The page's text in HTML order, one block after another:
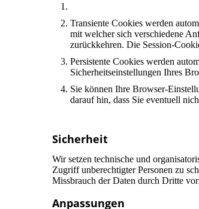
Transiente Cookies werden
mit welcher sich verschiedene
zurückkehren. Die Session-
Persistente Cookies werden
Sicherheitseinstellungen Ihres
Sie können Ihre Browser-
darauf hin, dass Sie eventuell
Sicherheit
Wir setzen technische und
Zugriff unberechtigter Personen zu
Missbrauch der Daten durch Dritte
Anpassungen